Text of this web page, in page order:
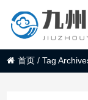
首页 /Tag